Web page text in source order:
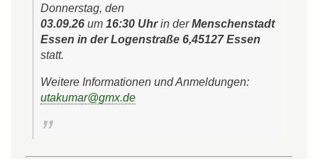
Donnerstag, den
03.09.26 um 16:30 Uhrin derMenschenstadt
Essen in der Logenstraße 6,45127 Essen
statt.
Weitere Informationen und Anmeldungen:
utakumar@gmx.de